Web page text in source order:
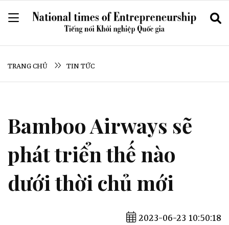
TRANG CHỦ TIN TỨC
Bamboo Airways sẽ
phát triển thế nào
dưới thời chủ mới
2023-06-23 10:50:18